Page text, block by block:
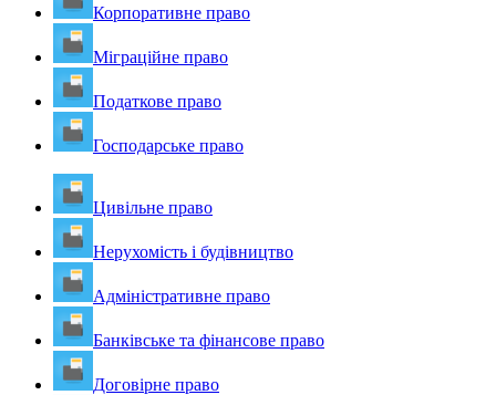
Корпоративне право
Міграційне право
Податкове право
Господарське право
Цивільне право
Нерухомість і будівництво
Адміністративне право
Банківське та фінансове право
Договірне право